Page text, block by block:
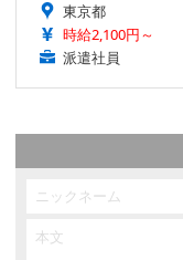
東京都
時給2,100円～
派遣社員